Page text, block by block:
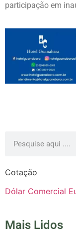
participação em
Cotação
Dólar Comercial
Mais Lidos